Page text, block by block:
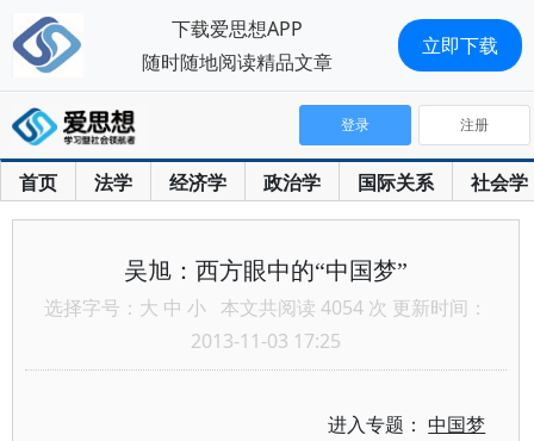
首页 法学 经济学 政治学 国际关系 社会学
登录 注册
吴旭：西方眼中的“中国梦”
选择字号： 大 中 小 本文共阅读 4054 次 更新时间：
2013-11-03 17:25
进入专题：中国梦
下载爱思想APP
随时随地阅读精品文章
立即下载